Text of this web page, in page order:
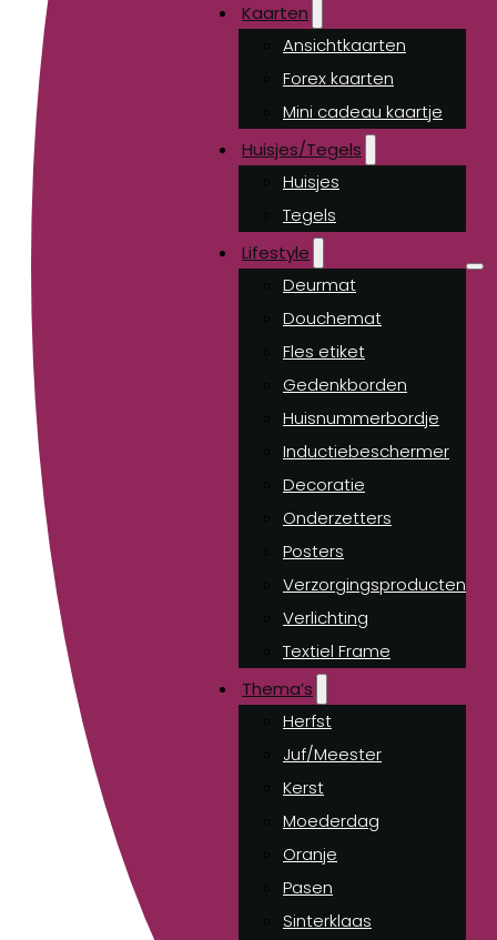
Kaarten
Ansichtkaarten
Forex kaarten
Mini cadeau kaartje
Huisjes/Tegels
Huisjes
Tegels
Lifestyle
Deurmat
Douchemat
Fles etiket
Gedenkborden
Huisnummerbordje
Inductiebeschermer
Decoratie
Onderzetters
Posters
Verzorgingsproducten
Verlichting
Textiel Frame
Thema’s
Herfst
Juf/Meester
Kerst
Moederdag
Oranje
Pasen
Sinterklaas